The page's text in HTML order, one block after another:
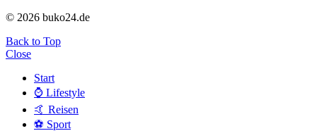
© 2026 buko24.de
Back to Top
Close
Start
⌚️ Lifestyle
🤙 Reisen
⚽️ Sport